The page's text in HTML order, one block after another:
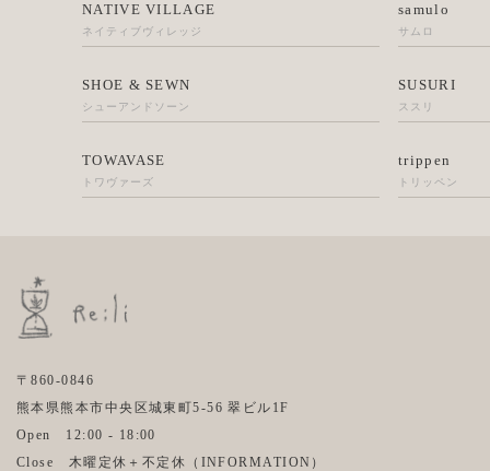
NATIVE VILLAGE
ネイティブヴィレッジ
samulo
サムロ
SHOE & SEWN
シューアンドソーン
SUSURI
ススリ
TOWAVASE
トワヴァーズ
trippen
トリッペン
〒860-0846
熊本県熊本市中央区城東町5-56 翠ビル1F
Open 12:00 - 18:00
Close 木曜定休＋不定休（ INFORMATION ）